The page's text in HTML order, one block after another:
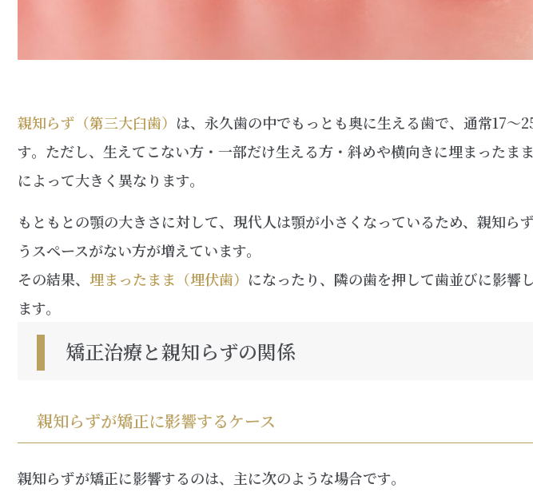
親知らず（第三大臼歯） は、永久歯の中でもっとも奥に生える歯で、通常17〜
す。ただし、生えてこない方・一部だけ生える方・斜めや横向きに埋まったま
によって大きく異なります。
もともとの顎の大きさに対して、現代人は顎が小さくなっているため、親知ら
うスペースがない方が増えています。
その結果、 埋まったまま（埋伏歯） になったり、隣の歯を押して歯並びに影響
ます。
矯正治療と親知らずの関係
親知らずが矯正に影響するケース
親知らずが矯正に影響するのは、主に次のような場合です。